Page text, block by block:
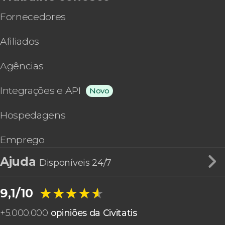
Fornecedores
Afiliados
Agências
Integrações e API Novo
Hospedagens
Emprego
Ajuda Disponíveis 24/7
9,1/10 ★★★★★
★★★★★
+5.000.000 opiniões da Civitatis